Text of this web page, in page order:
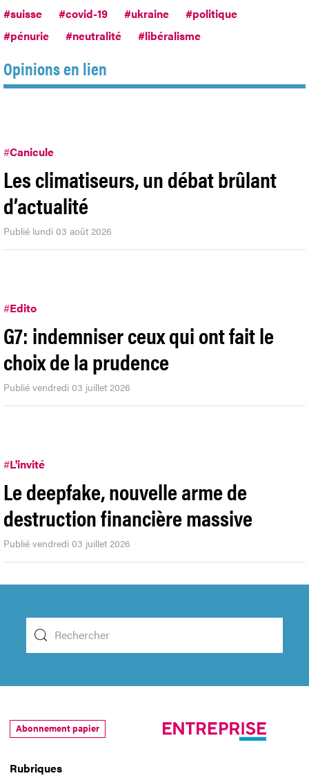
#suisse #covid-19 #ukraine
#politique
#pénurie
#neutralité #libéralisme
Opinions en lien
#Canicule
Les climatiseurs, un débat brûlant
d’actualité
Publié lundi 03 août 2026
#Edito
G7: indemniser ceux qui ont fait le
choix de la prudence
Publié vendredi 03 juillet 2026
#L'invité
Le deepfake, nouvelle arme de
destruction financière massive
Publié vendredi 03 juillet 2026
Rubriques
Abonnement papier